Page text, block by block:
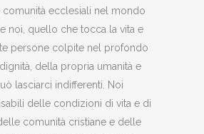
comunità ecclesiali nel mondo
noi, quello che tocca la vita e
persone colpite nel profondo
della propria umanità e
lasciarci indifferenti. Noi
delle condizioni di vita e di
comunità cristiane e delle